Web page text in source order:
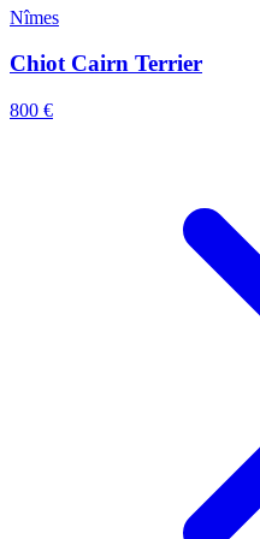
Nîmes
Chiot Cairn Terrier
800 €